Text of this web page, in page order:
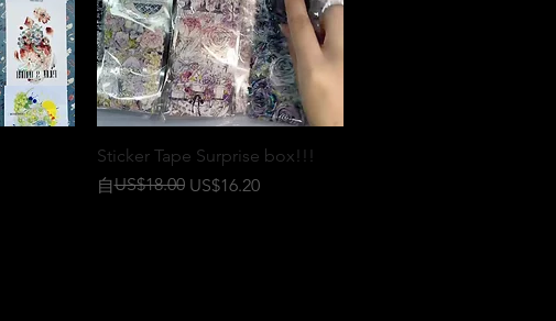
快速瀏覽
Sticker Tape Surprise box!!!
自
一般價格
US$18.00 US$16.20
促銷價格